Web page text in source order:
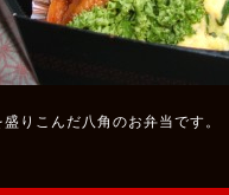
りこんだ八角のお弁当です。